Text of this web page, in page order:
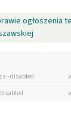
ogłoszenia
- disabled